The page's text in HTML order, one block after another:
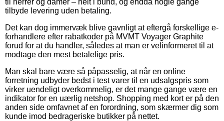
tilbyde levering uden betaling.
Det kan dog immervæk blive gavnligt at eftergå forskellige e-
forhandlere efter rabatkoder på MVMT Voyager Graphite
forud for at du handler, således at man er velinformeret til at
modtage den mest betalelige pris.
Man skal bare være så påpasselig, at når en online
forretning udbyder bedst i test varer til en udsalgspris som
virker uendeligt overkommelig, er det mange gange være en
indikator for en uærlig netshop. Shopping med kort er på den
anden side omfavnet af en forordning, som skærmer dig som
kunde imod bedrageriske butikker på nettet.